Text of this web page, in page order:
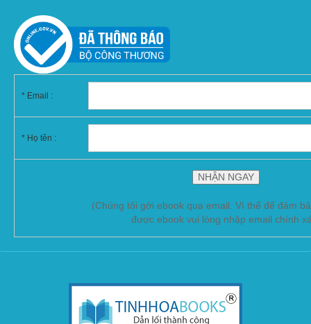
* Email :
* Họ tên :
(Chúng tôi gởi ebook qua email. Vì thế để đảm
được ebook vui lòng nhập email chính